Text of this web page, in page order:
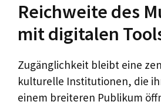
Reichweite des
mit digitalen
Zugänglichkeit bleibt eine
kulturelle Institutionen, die
einem breiteren Publikum